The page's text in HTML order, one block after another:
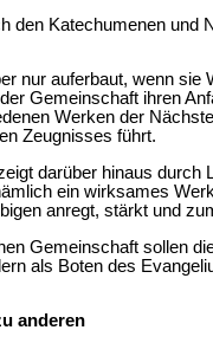
den Katechumenen
nur auferbaut, wenn
Gemeinschaft ihren
Werken der
Zeugnisses führt.
darüber hinaus
ein wirksames
anregt, stärkt und
Gemeinschaft sollen
als Boten des
anderen